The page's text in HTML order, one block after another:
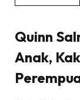
Quinn
Anak,